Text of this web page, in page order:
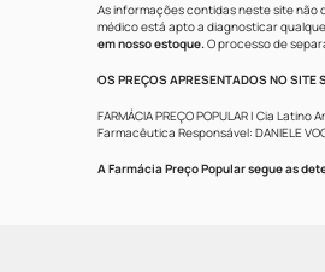
As informações contidas neste site não
médico está apto a diagnosticar
em nosso estoque.O processo de
OS PREÇOS APRESENTADOS NO SITE
FARMÁCIA PREÇO POPULAR | Cia
Farmacêutica Responsável: DANIELE
A Farmácia Preço Popular segue as